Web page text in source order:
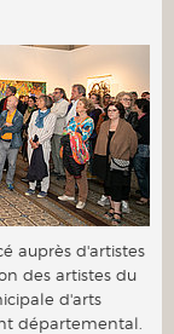
auprès d'artistes
des artistes du
d'arts
départemental.